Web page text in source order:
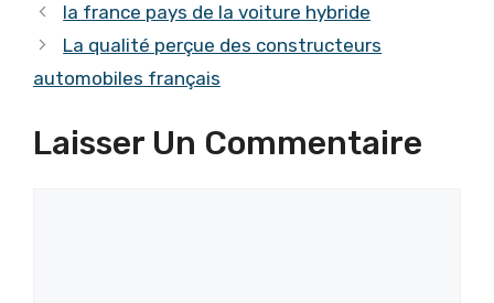
la france pays de la voiture hybride
La qualité perçue des constructeurs
automobiles français
Laisser Un Commentaire